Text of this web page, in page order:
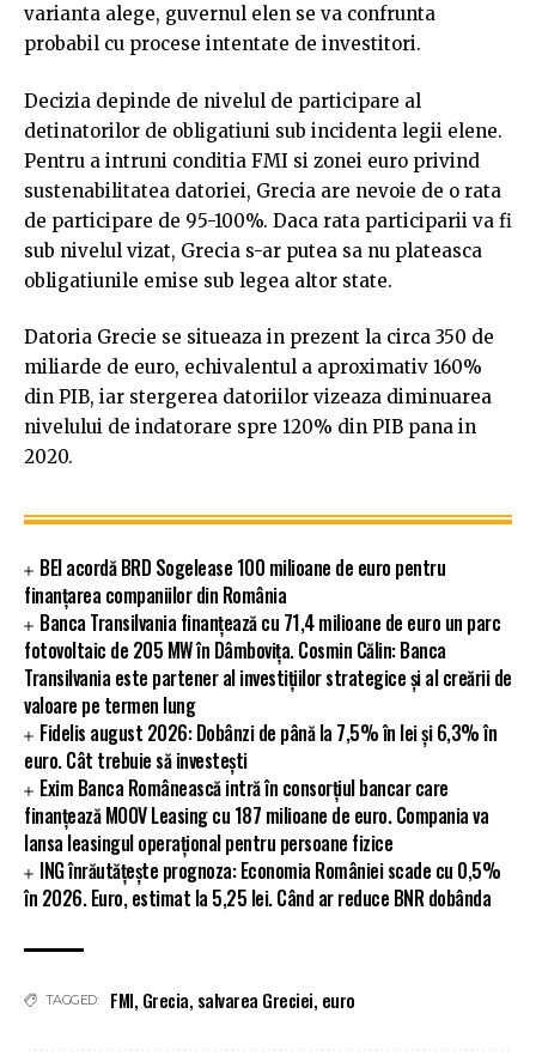
varianta alege, guvernul elen se va confrunta
probabil cu procese intentate de investitori.
Decizia depinde de nivelul de participare al
detinatorilor de obligatiuni sub incidenta legii elene.
Pentru a intruni conditia FMI si zonei euro privind
sustenabilitatea datoriei, Grecia are nevoie de o rata
de participare de 95-100%. Daca rata participarii va fi
sub nivelul vizat, Grecia s-ar putea sa nu plateasca
obligatiunile emise sub legea altor state.
Datoria Grecie se situeaza in prezent la circa 350 de
miliarde de euro, echivalentul a aproximativ 160%
din PIB, iar stergerea datoriilor vizeaza diminuarea
nivelului de indatorare spre 120% din PIB pana in
2020.
BEI acordă BRD Sogelease 100 milioane de euro pentru
finanțarea companiilor din România
Banca Transilvania finanțează cu 71,4 milioane de euro un parc
fotovoltaic de 205 MW în Dâmbovița. Cosmin Călin: Banca
Transilvania este partener al investițiilor strategice și al creării de
valoare pe termen lung
Fidelis august 2026: Dobânzi de până la 7,5% în lei și 6,3% în
euro. Cât trebuie să investești
Exim Banca Românească intră în consorțiul bancar care
finanțează MOOV Leasing cu 187 milioane de euro. Compania va
lansa leasingul operațional pentru persoane fizice
ING înrăutățește prognoza: Economia României scade cu 0,5%
în 2026. Euro, estimat la 5,25 lei. Când ar reduce BNR dobânda
TAGGED: FMI, Grecia, salvarea Greciei, euro